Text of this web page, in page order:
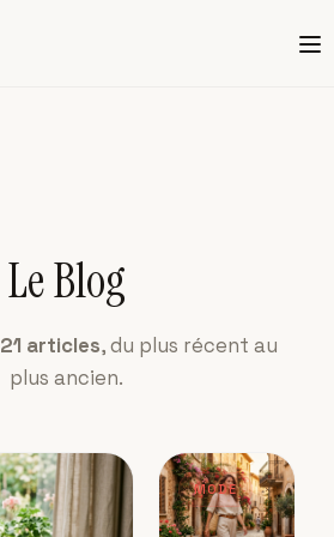
Le Blog
21 articles, du plus récent au
plus ancien.
MODE